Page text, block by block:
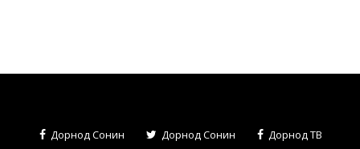
Дорнод Сонин Дорнод Сонин Дорнод ТВ